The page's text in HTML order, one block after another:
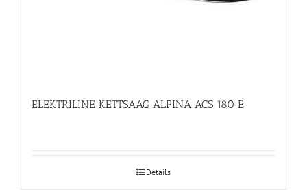
ELEKTRILINE KETTSAAG ALPINA ACS 180 E
Details